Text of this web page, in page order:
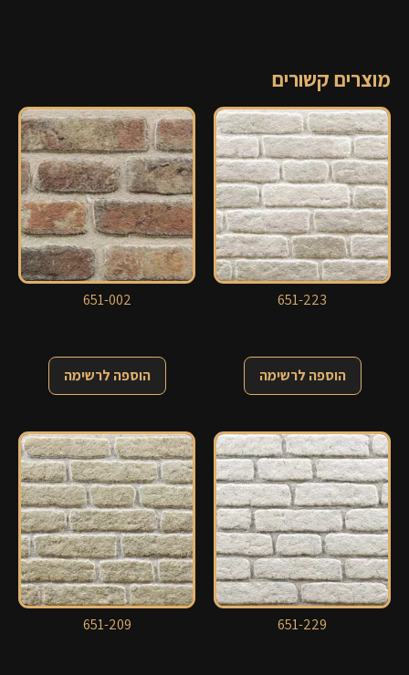
מוצרים קשורים
651-223
הוספה לרשימה
651-002
הוספה לרשימה
651-229
651-209